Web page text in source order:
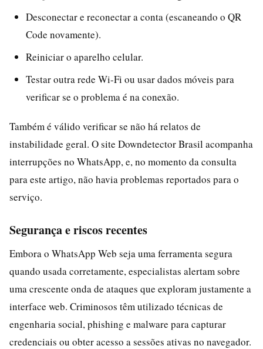
Desconectar e reconectar a conta (escaneando o QR
Code novamente).
Reiniciar o aparelho celular.
Testar outra rede Wi-Fi ou usar dados móveis para
verificar se o problema é na conexão.
Também é válido verificar se não há relatos de
instabilidade geral. O site Downdetector Brasil acompanha
interrupções no WhatsApp, e, no momento da consulta
para este artigo, não havia problemas reportados para o
serviço.
Segurança e riscos recentes
Embora o WhatsApp Web seja uma ferramenta segura
quando usada corretamente, especialistas alertam sobre
uma crescente onda de ataques que exploram justamente a
interface web. Criminosos têm utilizado técnicas de
engenharia social, phishing e malware para capturar
credenciais ou obter acesso a sessões ativas no navegador.